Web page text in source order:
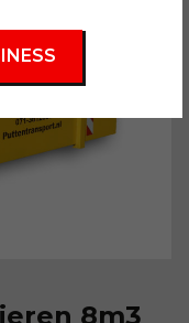
8m3